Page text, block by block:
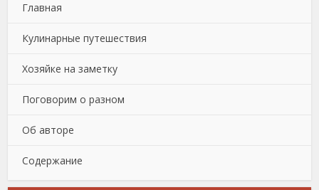
Главная
Кулинарные путешествия
Хозяйке на заметку
Поговорим о разном
Об авторе
Содержание